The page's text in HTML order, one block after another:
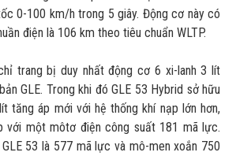
0-100 km/h trong 5 giây. Động cơ này có
điện là 106 km theo tiêu chuẩn WLTP.
trang bị duy nhất động cơ 6 xi-lanh 3 lít
GLE. Trong khi đó GLE 53 Hybrid sở hữu
tăng áp mới với hệ thống khí nạp lớn hơn,
với một môtơ điện công suất 181 mã lực.
53 là 577 mã lực và mô-men xoắn 750